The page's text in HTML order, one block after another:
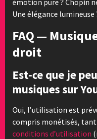
Une élégance
FAQ —
droit
Est-ce que je
musiques sur
Oui, l’utilisation est
compris monétisés, tant
conditions d’utilisation